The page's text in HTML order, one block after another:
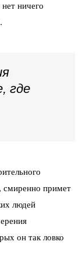
ничего
где
смиренно примет
людей
он так ловко